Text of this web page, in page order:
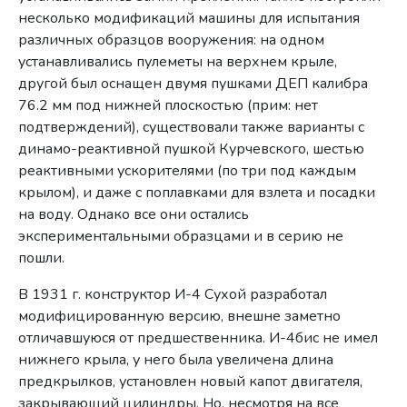
несколько модификаций машины для испытания
различных образцов вооружения: на одном
устанавливались пулеметы на верхнем крыле,
другой был оснащен двумя пушками ДЕП калибра
76.2 мм под нижней плоскостью (прим: нет
подтверждений), существовали также варианты с
динамо-реактивной пушкой Курчевского, шестью
реактивными ускорителями (по три под каждым
крылом), и даже с поплавками для взлета и посадки
на воду. Однако все они остались
экспериментальными образцами и в серию не
пошли.
В 1931 г. конструктор И-4 Сухой разработал
модифицированную версию, внешне заметно
отличавшуюся от предшественника. И-4бис не имел
нижнего крыла, у него была увеличена длина
предкрылков, установлен новый капот двигателя,
закрывающий цилиндры. Но, несмотря на все